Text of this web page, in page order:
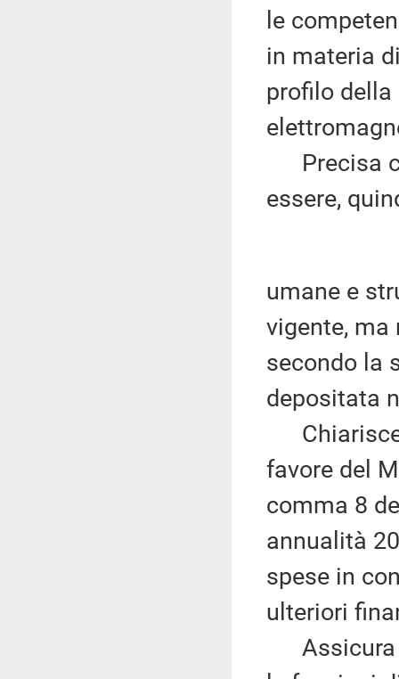
le
in materia
profilo della
Precisa
essere,
umane e
vigente, ma
secondo la
depositata
Chiarisce
favore del
comma 8
annualità
spese in
ulteriori
Assicura